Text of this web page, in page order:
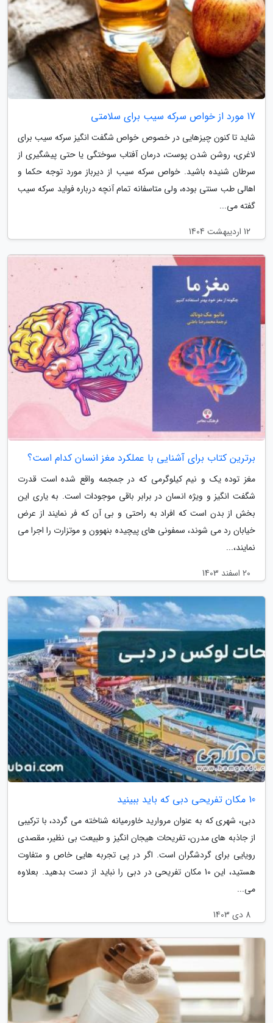
17 مورد از خواص سرکه سیب برای سلامتی
شاید تا کنون چیزهایی در خصوص خواص شگفت انگیز سرکه سیب برای
لاغری، روشن شدن پوست، درمان آفتاب سوختگی یا حتی پیشگیری از
سرطان شنیده باشید. خواص سرکه سیب از دیرباز مورد توجه حکما و
اهالی طب سنتی بوده، ولی متاسفانه تمام آنچه درباره فواید سرکه سیب
گفته می...
12 اردیبهشت 1404
برترین کتاب برای آشنایی با عملکرد مغز انسان کدام است؟
مغز توده یک و نیم کیلوگرمی که در جمجمه واقع شده است قدرت
شگفت انگیز و ویژه انسان در برابر باقی موجودات است. به یاری این
بخش از بدن است که افراد به راحتی و بی آن که فر نمایند از عرض
خیابان رد می شوند، سمفونی های پیچیده بنهوون و موتزارت را اجرا می
نمایند،...
20 اسفند 1403
10 مکان تفریحی دبی که باید ببینید
دبی، شهری که به عنوان مروارید خاورمیانه شناخته می گردد، با ترکیبی
از جاذبه های مدرن، تفریحات هیجان انگیز و طبیعت بی نظیر، مقصدی
رویایی برای گردشگران است. اگر در پی تجربه هایی خاص و متفاوت
هستید، این 10 مکان تفریحی در دبی را نباید از دست بدهید. بعلاوه
می...
8 دی 1403